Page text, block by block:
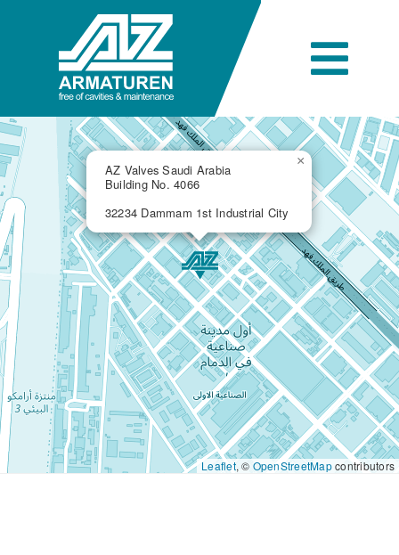
Azienda
Ingegneria
Prodotti
Settori industriali
Vendite
AZ Valves Saudi Arabia
Building No. 4066
32234 Dammam 1st Industrial City
×
Leaflet, © OpenStreetMapcontributors